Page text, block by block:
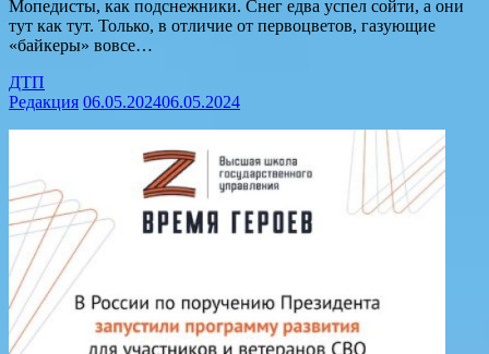
Мопедисты, как подснежники. Снег едва успел сойти, а они
тут как тут. Только, в отличие от первоцветов, газующие
«байкеры» вовсе…
ДТП
Редакция 06.05.202406.05.2024